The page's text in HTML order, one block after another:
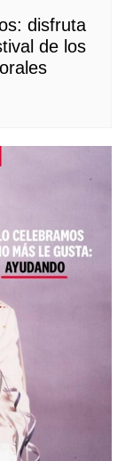
disfruta
de los